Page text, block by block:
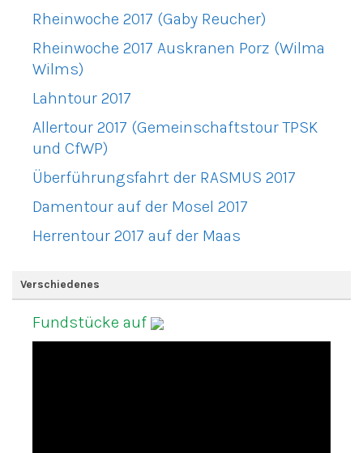
Rheinwoche 2017 (Gaby Reucher)
Rheinwoche 2017 Auskranen Porz (Wilma
Wilms)
Lahntour 2017
Allertour 2017 (Gemeinschaftstour TPSK
und CfWP)
Überführungsfahrt der RASMUS 2017
Damentour auf der Mosel 2017
Herrentour 2017 auf der Maas
Verschiedenes
Fundstücke auf